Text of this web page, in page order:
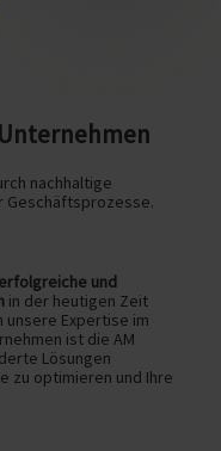
nachhaltige
Geschäftsprozesse.
erfolgreiche und
in der heutigen Zeit
unsere Expertise im
ist die AM
Lösungen
zu optimieren und Ihre